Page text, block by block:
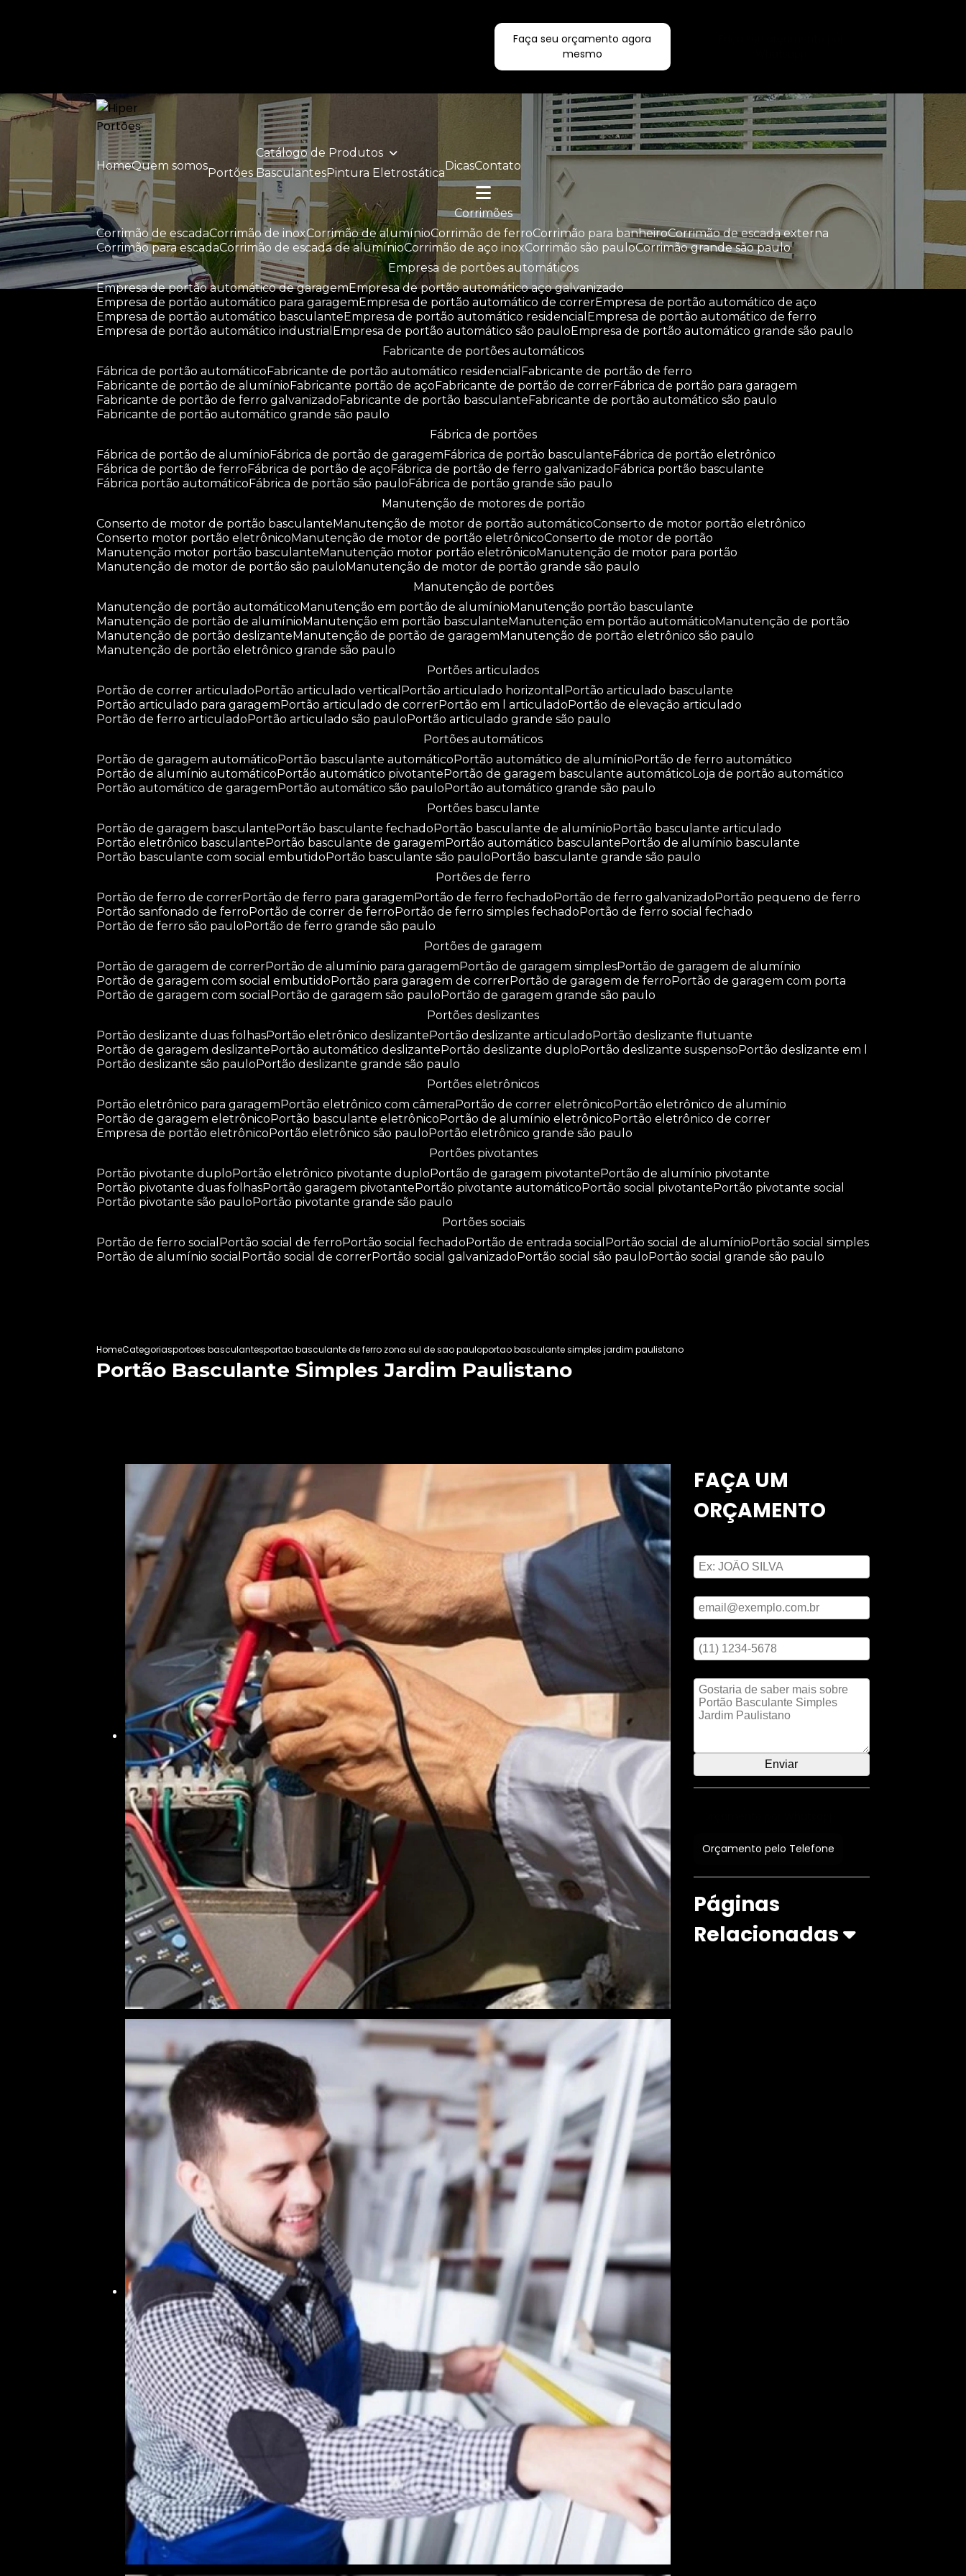
Faça seu orçamento agora
mesmo
Home Quem somos
Catálogo de Produtos
Portões Basculantes
Pintura Eletrostática
Dicas Contato
corrimões
corrimão de escada corrimão de inox corrimão de alumínio corrimão de ferro corrimão para banheiro corrimão de escada externa
corrimão para escada corrimão de escada de alumínio corrimão de aço inox corrimão são paulo corrimão grande são paulo
empresa de portões automáticos
empresa de portão automático de garagem empresa de portão automático aço galvanizado
empresa de portão automático para garagem
empresa de portão automático de correr
empresa de portão automático de aço
empresa de portão automático basculante
empresa de portão automático residencial
empresa de portão automático de ferro
empresa de portão automático industrial
empresa de portão automático são paulo
empresa de portão automático grande são paulo
fabricante de portões automáticos
fábrica de portão automático
fabricante de portão automático residencial
fabricante de portão de ferro
fabricante de portão de alumínio
fabricante portão de aço fabricante de portão de correr fábrica de portão para garagem
fabricante de portão de ferro galvanizado
fabricante de portão basculante
fabricante de portão automático são paulo
fabricante de portão automático grande são paulo
fábrica de portões
fábrica de portão de alumínio
fábrica de portão de garagem fábrica de portão basculante
fábrica de portão eletrônico
fábrica de portão de ferro
fábrica de portão de aço fábrica de portão de ferro galvanizado
fábrica portão basculante
fábrica portão automático
fábrica de portão são paulo
fábrica de portão grande são paulo
manutenção de motores de portão
conserto de motor de portão basculante
manutenção de motor de portão automático conserto de motor portão eletrônico
conserto motor portão eletrônico
manutenção de motor de portão eletrônico conserto de motor de portão
manutenção motor portão basculante
manutenção motor portão eletrônico
manutenção de motor para portão
manutenção de motor de portão são paulo
manutenção de motor de portão grande são paulo
manutenção de portões
manutenção de portão automático
manutenção em portão de alumínio
manutenção portão basculante
manutenção de portão de alumínio
manutenção em portão basculante manutenção em portão automático
manutenção de portão
manutenção de portão deslizante
manutenção de portão de garagem
manutenção de portão eletrônico são paulo
manutenção de portão eletrônico grande são paulo
portões articulados
portão de correr articulado
portão articulado vertical portão articulado horizontal
portão articulado basculante
portão articulado para garagem
portão articulado de correr portão em l articulado
portão de elevação articulado
portão de ferro articulado
portão articulado são paulo
portão articulado grande são paulo
portões automáticos
portão de garagem automático
portão basculante automático portão automático de alumínio
portão de ferro automático
portão de alumínio automático
portão automático pivotante portão de garagem basculante automático loja de portão automático
portão automático de garagem
portão automático são paulo
portão automático grande são paulo
portões basculante
portão de garagem basculante
portão basculante fechado portão basculante de alumínio
portão basculante articulado
portão eletrônico basculante
portão basculante de garagem portão automático basculante
portão de alumínio basculante
portão basculante com social embutido
portão basculante são paulo
portão basculante grande são paulo
portões de ferro
portão de ferro de correr
portão de ferro para garagem portão de ferro fechado portão de ferro galvanizado
portão pequeno de ferro
portão sanfonado de ferro
portão de correr de ferro portão de ferro simples fechado
portão de ferro social fechado
portão de ferro são paulo
portão de ferro grande são paulo
portões de garagem
portão de garagem de correr
portão de alumínio para garagem portão de garagem simples
portão de garagem de alumínio
portão de garagem com social embutido
portão para garagem de correr portão de garagem de ferro
portão de garagem com porta
portão de garagem com social
portão de garagem são paulo
portão de garagem grande são paulo
portões deslizantes
portão deslizante duas folhas
portão eletrônico deslizante portão deslizante articulado
portão deslizante flutuante
portão de garagem deslizante
portão automático deslizante portão deslizante duplo portão deslizante suspenso
portão deslizante em l
portão deslizante são paulo
portão deslizante grande são paulo
portões eletrônicos
portão eletrônico para garagem
portão eletrônico com câmera portão de correr eletrônico
portão eletrônico de alumínio
portão de garagem eletrônico
portão basculante eletrônico portão de alumínio eletrônico
portão eletrônico de correr
empresa de portão eletrônico
portão eletrônico são paulo
portão eletrônico grande são paulo
portões pivotantes
portão pivotante duplo
portão eletrônico pivotante duplo portão de garagem pivotante
portão de alumínio pivotante
portão pivotante duas folhas
portão garagem pivotante portão pivotante automático portão social pivotante
portão pivotante social
portão pivotante são paulo
portão pivotante grande são paulo
portões sociais
portão de ferro social
portão social de ferro portão social fechado portão de entrada social portão social de alumínio
portão social simples
portão de alumínio social
portão social de correr portão social galvanizado portão social são paulo portão social grande são paulo
HomeCategoriasportoes basculantesportao basculante de ferro zona sul de sao pauloportao basculante simples jardim paulistano
Portão Basculante Simples Jardim Paulistano
FAÇA UM
ORÇAMENTO
Orçamento pelo Telefone
Páginas
Relacionadas